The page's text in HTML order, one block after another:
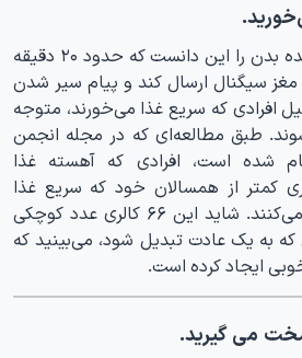
شاید بتوان یک نقص عمده بدن را این دانست که حدود ۲۰ دقیقه
سیگنال ارسال کند و پیام سیر شدن
افرادی که سریع غذا می‌خورند، متوجه
طبق مطالعه‌ای که در مجله انجمن
شده است، افرادی که آهسته غذا
حدود ۶۶ کالری کمتر از همسالان خود که سریع غذا
می‌خورند، انرژی دریافت می‌کنند. شاید این ۶۶ کالری عدد کوچکی
که به یک عادت تبدیل شود، می‌بینید که
ایجاد کرده است.